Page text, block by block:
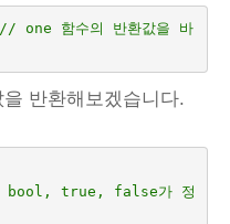
// one 함수의 반환값을 바
반환해보겠습니다.
true, false가 정